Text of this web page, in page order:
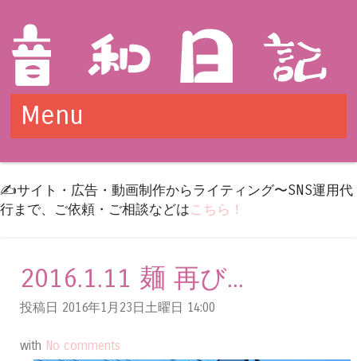
Menu
✍️サイト・広告・動画制作からライティング〜SNS運用代
行まで、ご依頼・ご相談などはこちら！
2016.1.11 麺 再び...
投稿日 2016年1月23日土曜日 14:00
with No comments